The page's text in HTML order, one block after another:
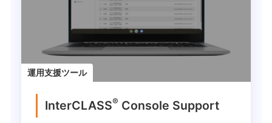
運用支援ツール
InterCLASS® ︎ Console Support